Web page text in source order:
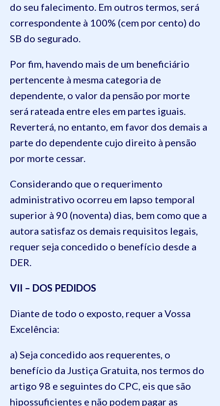
do seu falecimento. Em outros termos, será
correspondente à 100% (cem por cento) do
SB do segurado.
Por fim, havendo mais de um beneficiário
pertencente à mesma categoria de
dependente, o valor da pensão por morte
será rateada entre eles em partes iguais.
Reverterá, no entanto, em favor dos demais a
parte do dependente cujo direito à pensão
por morte cessar.
Considerando que o requerimento
administrativo ocorreu em lapso temporal
superior à 90 (noventa) dias, bem como que a
autora satisfaz os demais requisitos legais,
requer seja concedido o benefício desde a
DER.
VII – DOS PEDIDOS
Diante de todo o exposto, requer a Vossa
Excelência:
a) Seja concedido aos requerentes, o
benefício da Justiça Gratuita, nos termos do
artigo 98 e seguintes do CPC, eis que são
hipossuficientes e não podem pagar as